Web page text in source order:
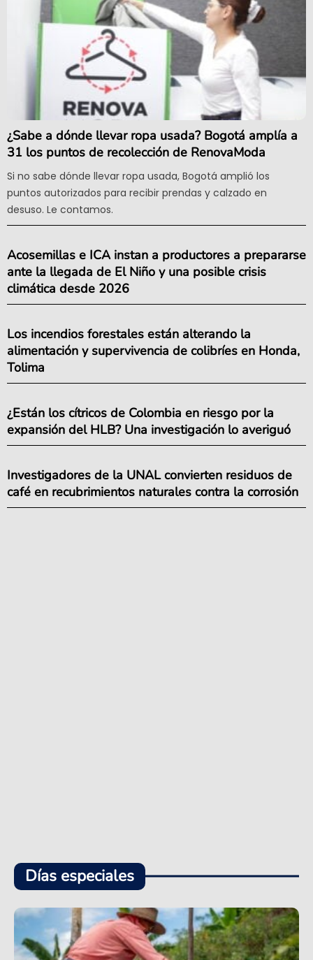
¿Sabe a dónde llevar ropa usada? Bogotá amplía a
31 los puntos de recolección de RenovaModa
Si no sabe dónde llevar ropa usada, Bogotá amplió los
puntos autorizados para recibir prendas y calzado en
desuso. Le contamos.
Acosemillas e ICA instan a productores a prepararse
ante la llegada de El Niño y una posible crisis
climática desde 2026
Los incendios forestales están alterando la
alimentación y supervivencia de colibríes en Honda,
Tolima
¿Están los cítricos de Colombia en riesgo por la
expansión del HLB? Una investigación lo averiguó
Investigadores de la UNAL convierten residuos de
café en recubrimientos naturales contra la corrosión
Días especiales